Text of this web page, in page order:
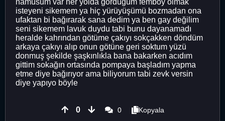
isteyeni sikemem ya hiç yürüyüşümü bozmadan ona
ufaktan bi bağırarak sana dedim ya ben gay değilim
seni sikemem lavuk duydu tabi bunu dayanamadı
heralde kahrından götüme çakıyı sokçakken döndüm
arkaya çakıyı alıp onun götüne geri soktum yüzü
donmuş şekilde şaşkınlıkla bana bakarken acıdım
gittim sokağın ortasında pompaya başladım yapma
etme diye bağırıyor ama biliyorum tabi zevk versin
diye yapıyo böyle
0 0
Kopyala